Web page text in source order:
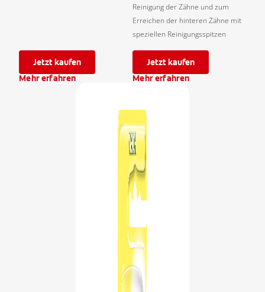
Jetzt kaufen
Mehr erfahren
Reinigung der Zähne und zum
Erreichen der hinteren Zähne mit
speziellen Reinigungsspitzen
Jetzt kaufen
Mehr erfahren